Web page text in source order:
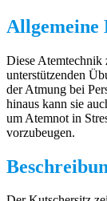
Allgemeine
Diese Atemtechnik
unterstützenden
der Atmung bei
hinaus kann sie
um Atemnot in
vorzubeugen.